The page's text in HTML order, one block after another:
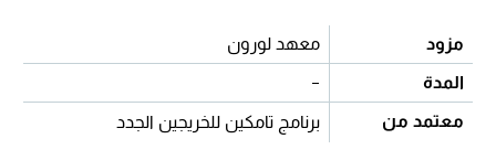
مزود
معهد لورون
المدة
-
معتمد من
برنامج تامكين للخريجين الجدد